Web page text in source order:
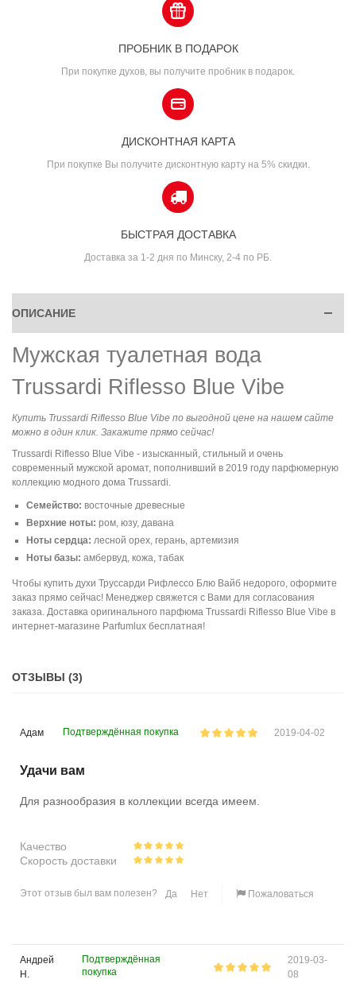
ПРОБНИК В ПОДАРОК
При покупке духов, вы получите пробник в подарок.
ДИСКОНТНАЯ КАРТА
При покупке Вы получите дисконтную карту на 5% скидки.
БЫСТРАЯ ДОСТАВКА
Доставка за 1-2 дня по Минску, 2-4 по РБ.
ОПИСАНИЕ
Мужская туалетная вода
Trussardi Riflesso Blue Vibe
Купить Trussardi Riflesso Blue Vibe по выгодной цене на нашем сайте
можно в один клик. Закажите прямо сейчас!
Trussardi Riflesso Blue Vibe - изысканный, стильный и очень
современный мужской аромат, пополнивший в 2019 году парфюмерную
коллекцию модного дома Trussardi.
Семейство: восточные древесные
Верхние ноты: ром, юзу, давана
Ноты сердца: лесной орех, герань, артемизия
Ноты базы: амбервуд, кожа, табак
Чтобы купить духи Труссарди Рифлессо Блю Вайб недорого, оформите
заказ прямо сейчас! Менеджер свяжется с Вами для согласования
заказа. Доставка оригинального парфюма Trussardi Riflesso Blue Vibe в
интернет-магазине Parfumlux бесплатная!
ОТЗЫВЫ (3)
Адам Подтверждённая покупка 2019-04-02
Удачи вам
Для разнообразия в коллекции всегда имеем.
Качество
Скорость доставки
Этот отзыв был вам полезен? Да Нет Пожаловаться
Андрей
H.
Подтверждённая
покупка
2019-03-
08